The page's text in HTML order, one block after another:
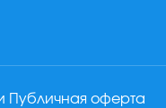
Публичная оферта